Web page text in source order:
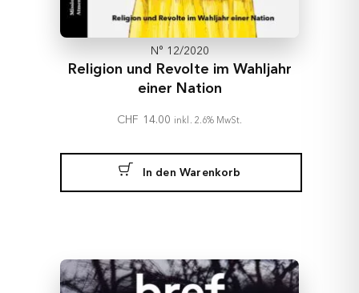
N° 12/2020
Religion und Revolte im Wahljahr
einer Nation
CHF 14.00 inkl. 2.6% MwSt.
In den Warenkorb